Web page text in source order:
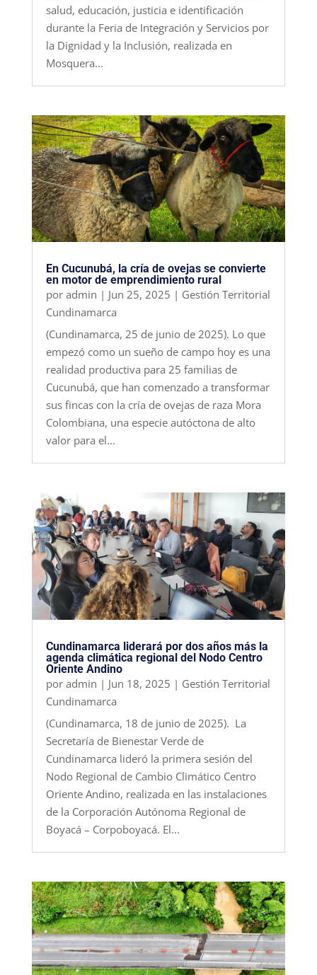
salud, educación, justicia e identificación
durante la Feria de Integración y Servicios por
la Dignidad y la Inclusión, realizada en
Mosquera...
En Cucunubá, la cría de ovejas se convierte
en motor de emprendimiento rural
por admin | Jun 25, 2025 | Gestión Territorial
Cundinamarca
(Cundinamarca, 25 de junio de 2025). Lo que
empezó como un sueño de campo hoy es una
realidad productiva para 25 familias de
Cucunubá, que han comenzado a transformar
sus fincas con la cría de ovejas de raza Mora
Colombiana, una especie autóctona de alto
valor para el...
Cundinamarca liderará por dos años más la
agenda climática regional del Nodo Centro
Oriente Andino
por admin | Jun 18, 2025 | Gestión Territorial
Cundinamarca
(Cundinamarca, 18 de junio de 2025). La
Secretaría de Bienestar Verde de
Cundinamarca lideró la primera sesión del
Nodo Regional de Cambio Climático Centro
Oriente Andino, realizada en las instalaciones
de la Corporación Autónoma Regional de
Boyacá – Corpoboyacá. El...